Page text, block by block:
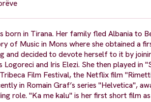
born in Tirana. Her family fled Albania to
of Music in Mons where she obtained a
and decided to devote herself to it by
and Iris Elezi. She then played in
Film Festival, the Netflix film
in Romain Graf’s series "Helvetica",
role. "Ka me kalu" is her first short film